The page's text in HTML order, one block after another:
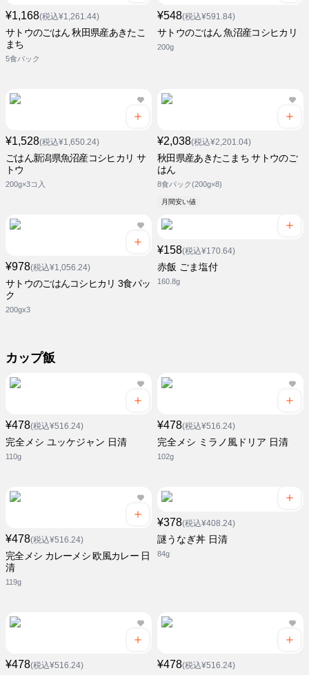
¥1,168(税込¥1,261.44)
サトウのごはん 秋田県産あきたこ
まち
5食パック
¥548(税込¥591.84)
サトウのごはん 魚沼産コシヒカリ
200g
¥1,528(税込¥1,650.24)
ごはん新潟県魚沼産コシヒカリ サ
トウ
200g×3コ入
¥2,038(税込¥2,201.04)
秋田県産あきたこまち サトウのご
はん
8食パック(200g×8)
月間安い値
¥978(税込¥1,056.24)
サトウのごはんコシヒカリ 3食パッ
ク
200gx3
¥158(税込¥170.64)
赤飯 ごま塩付
160.8g
カップ飯
¥478(税込¥516.24)
完全メシ ユッケジャン 日清
110g
¥478(税込¥516.24)
完全メシ ミラノ風ドリア 日清
102g
¥478(税込¥516.24)
完全メシ カレーメシ 欧風カレー 日
清
119g
¥378(税込¥408.24)
謎うなぎ丼 日清
84g
¥478(税込¥516.24) ¥478(税込¥516.24)